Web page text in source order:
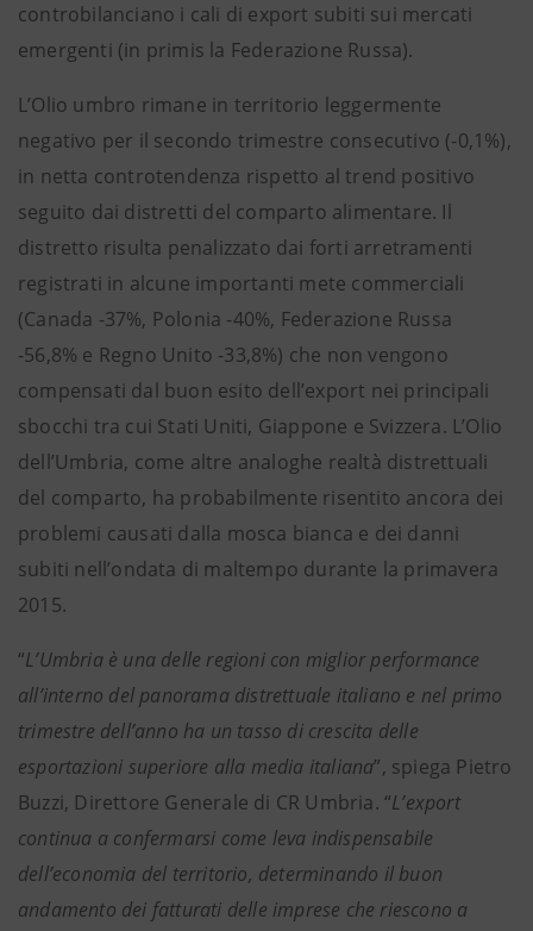
controbilanciano i cali di export subiti sui mercati
emergenti (in primis la Federazione Russa).
L’Olio umbro rimane in territorio leggermente
negativo per il secondo trimestre consecutivo (-0,1%),
in netta controtendenza rispetto al trend positivo
seguito dai distretti del comparto alimentare. Il
distretto risulta penalizzato dai forti arretramenti
registrati in alcune importanti mete commerciali
(Canada -37%, Polonia -40%, Federazione Russa
-56,8% e Regno Unito -33,8%) che non vengono
compensati dal buon esito dell’export nei principali
sbocchi tra cui Stati Uniti, Giappone e Svizzera. L’Olio
dell’Umbria, come altre analoghe realtà distrettuali
del comparto, ha probabilmente risentito ancora dei
problemi causati dalla mosca bianca e dei danni
subiti nell’ondata di maltempo durante la primavera
2015.
“L’Umbria è una delle regioni con miglior performance
all’interno del panorama distrettuale italiano e nel primo
trimestre dell’anno ha un tasso di crescita delle
esportazioni superiore alla media italiana”, spiega Pietro
Buzzi, Direttore Generale di CR Umbria. “L’export
continua a confermarsi come leva indispensabile
dell’economia del territorio, determinando il buon
andamento dei fatturati delle imprese che riescono a